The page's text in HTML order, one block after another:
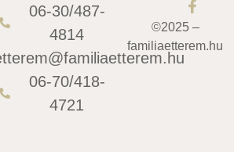
06-30/487-
4814
06-70/418-
4721
©2025 –
familiaetterem.hu